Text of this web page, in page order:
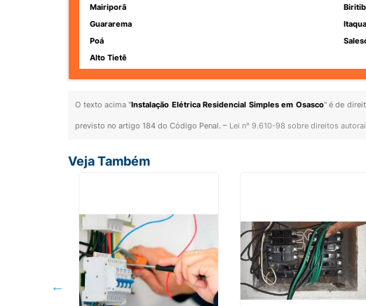
Mairiporã
Guararema
Poá
Alto Tietê
O texto acima "Instalação Elétrica Residencial Simples em Osasco" é de
previsto no artigo 184 do Código Penal. – Lei n° 9.610-98 sobre direitos
Veja Também